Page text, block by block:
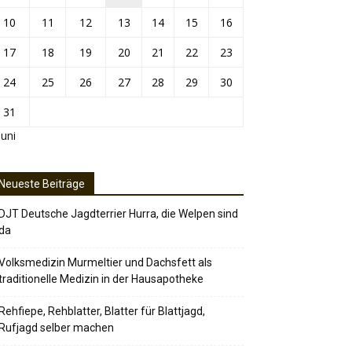
10 11 12 13 14 15
16
17
18 19 20 21 22
23
24
25 26 27 28 29
30
31
Beiträge
Deutsche Jagdterrier Hurra, die Welpen sind
Murmeltier und Dachsfett als
Medizin in der Hausapotheke
Rehblatter, Blatter für Blattjagd,
selber machen